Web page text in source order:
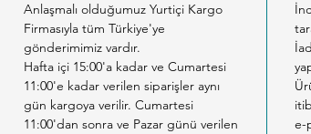
Anlaşmalı olduğumuz Yurtiçi Kargo
Firmasıyla tüm Türkiye'ye
gönderimimiz vardır.
Hafta içi 15:00'a kadar ve Cumartesi
11:00'e kadar verilen siparişler aynı
gün kargoya verilir. Cumartesi
11:00'dan sonra ve Pazar günü verilen
e-